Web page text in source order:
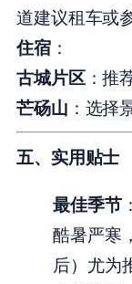
道建议租车或
住宿：
古城片区：推
芒砀山 ：选择
五、实用贴士
最佳季节
酷暑严寒
后）尤为